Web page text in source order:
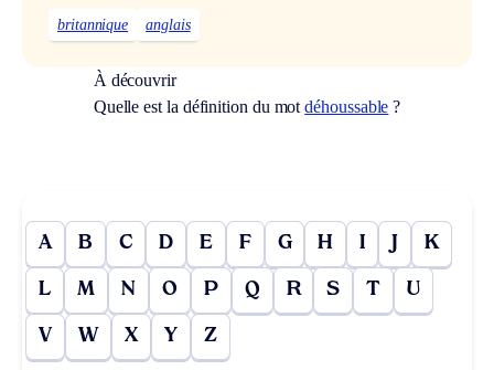
britannique anglais
À découvrir
Quelle est la définition du motdéhoussable ?
A B C D E F G H I J K
L M N O P Q R S T U
V W X Y Z